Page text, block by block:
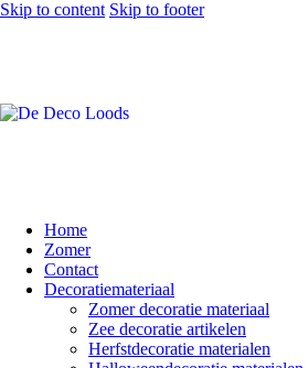
Skip to content Skip to footer
Home
Zomer
Contact
Decoratiemateriaal
Zomer decoratie materiaal
Zee decoratie artikelen
Herfstdecoratie materialen